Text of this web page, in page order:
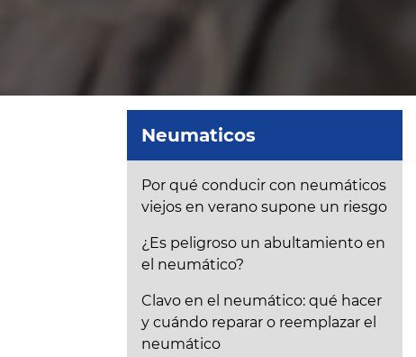
Neumaticos
Por qué conducir con neumáticos
viejos en verano supone un riesgo
¿Es peligroso un abultamiento en
el neumático?
Clavo en el neumático: qué hacer
y cuándo reparar o reemplazar el
neumático